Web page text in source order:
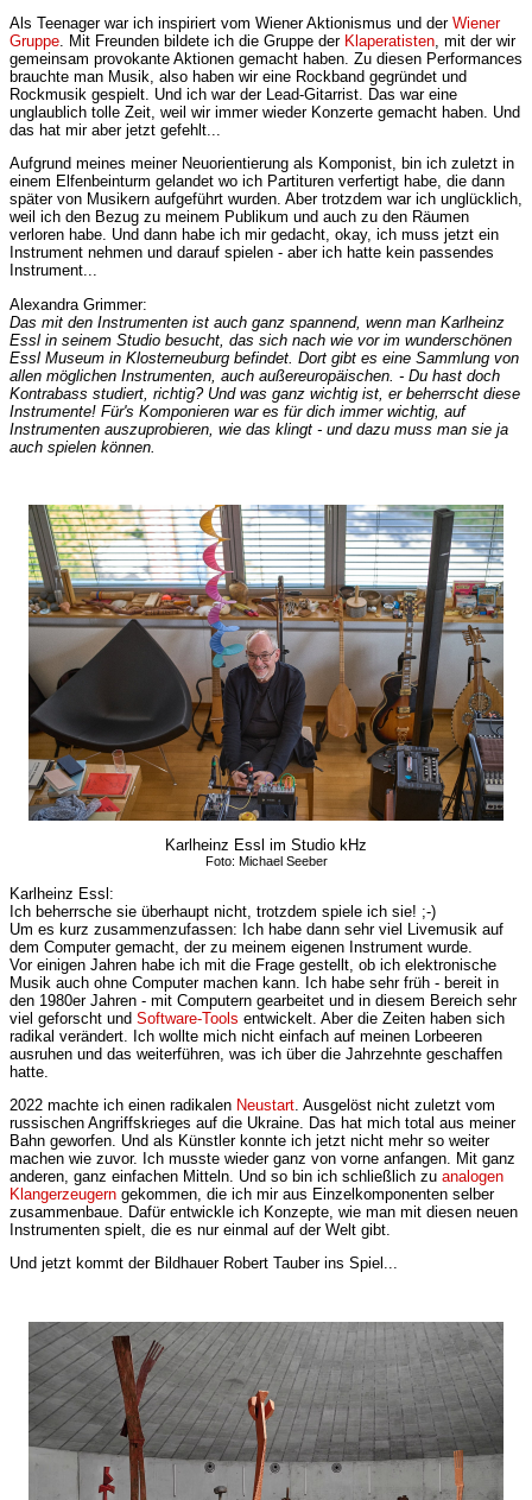
Als Teenager war ich inspiriert vom Wiener Aktionismus und der Wiener
Gruppe . Mit Freunden bildete ich die Gruppe der Klaperatisten , mit der wir
gemeinsam provokante Aktionen gemacht haben. Zu diesen Performances
brauchte man Musik, also haben wir eine Rockband gegründet und
Rockmusik gespielt. Und ich war der Lead-Gitarrist. Das war eine
unglaublich tolle Zeit, weil wir immer wieder Konzerte gemacht haben. Und
das hat mir aber jetzt gefehlt...
Aufgrund meines meiner Neuorientierung als Komponist, bin ich zuletzt in
einem Elfenbeinturm gelandet wo ich Partituren verfertigt habe, die dann
später von Musikern aufgeführt wurden. Aber trotzdem war ich unglücklich,
weil ich den Bezug zu meinem Publikum und auch zu den Räumen
verloren habe. Und dann habe ich mir gedacht, okay, ich muss jetzt ein
Instrument nehmen und darauf spielen - aber ich hatte kein passendes
Instrument...
Alexandra Grimmer:
Das mit den Instrumenten ist auch ganz spannend, wenn man Karlheinz
Essl in seinem Studio besucht, das sich nach wie vor im wunderschönen
Essl Museum in Klosterneuburg befindet. Dort gibt es eine Sammlung von
allen möglichen Instrumenten, auch außereuropäischen. - Du hast doch
Kontrabass studiert, richtig? Und was ganz wichtig ist, er beherrscht diese
Instrumente! Für's Komponieren war es für dich immer wichtig, auf
Instrumenten auszuprobieren, wie das klingt - und dazu muss man sie ja
auch spielen können.
Karlheinz Essl im Studio kHz
Foto: Michael Seeber
Karlheinz Essl:
Ich beherrsche sie überhaupt nicht, trotzdem spiele ich sie! ;-)
Um es kurz zusammenzufassen: Ich habe dann sehr viel Livemusik auf
dem Computer gemacht, der zu meinem eigenen Instrument wurde.
Vor einigen Jahren habe ich mit die Frage gestellt, ob ich elektronische
Musik auch ohne Computer machen kann. Ich habe sehr früh - bereit in
den 1980er Jahren - mit Computern gearbeitet und in diesem Bereich sehr
viel geforscht und Software-Tools entwickelt. Aber die Zeiten haben sich
radikal verändert. Ich wollte mich nicht einfach auf meinen Lorbeeren
ausruhen und das weiterführen, was ich über die Jahrzehnte geschaffen
hatte.
2022 machte ich einen radikalen Neustart . Ausgelöst nicht zuletzt vom
russischen Angriffskrieges auf die Ukraine. Das hat mich total aus meiner
Bahn geworfen. Und als Künstler konnte ich jetzt nicht mehr so weiter
machen wie zuvor. Ich musste wieder ganz von vorne anfangen. Mit ganz
anderen, ganz einfachen Mitteln. Und so bin ich schließlich zu analogen
Klangerzeugern gekommen, die ich mir aus Einzelkomponenten selber
zusammenbaue. Dafür entwickle ich Konzepte, wie man mit diesen neuen
Instrumenten spielt, die es nur einmal auf der Welt gibt.
Und jetzt kommt der Bildhauer Robert Tauber ins Spiel...